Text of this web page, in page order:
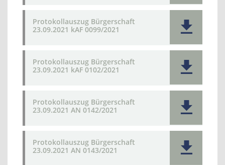
Protokollauszug Bürgerschaft
23.09.2021 kAF 0099/2021
Protokollauszug Bürgerschaft
23.09.2021 kAF 0102/2021
Protokollauszug Bürgerschaft
23.09.2021 AN 0142/2021
Protokollauszug Bürgerschaft
23.09.2021 AN 0143/2021